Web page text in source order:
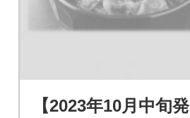
【2023年10月中旬発